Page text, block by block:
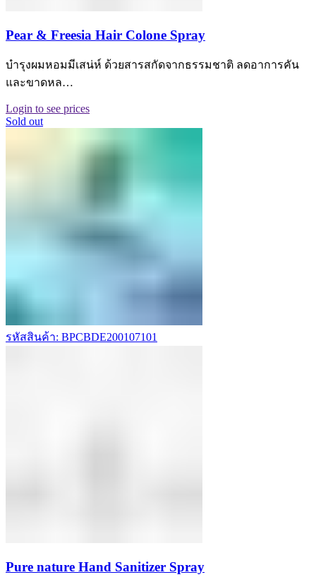
Pear & Freesia Hair Colone Spray
บำรุงผมหอมมีเสน่ห์ ด้วยสารสกัดจากธรรมชาติ ลดอาการคัน
และขาดหล…
Login to see prices
Sold out
รหัสสินค้า: BPCBDE200107101
Pure nature Hand Sanitizer Spray